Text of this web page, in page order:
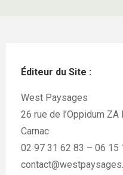
Éditeur du Site :
West Paysages
26 rue de l’Oppidum
Carnac
02 97 31 62 83 – 06 15